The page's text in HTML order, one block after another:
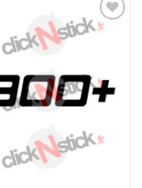
2.50€
Ajouter